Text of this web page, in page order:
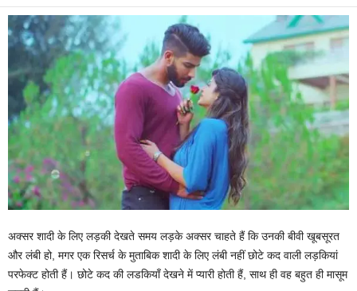
अक्सर शादी के लिए लड़की देखते समय लड़के अक्सर चाहते हैं कि उनकी बीवी खूबसूरत
और लंबी हो, मगर एक रिसर्च के मुताबिक शादी के लिए लंबी नहीं छोटे कद वाली लड़कियां
परफेक्ट होती हैं। छोटे कद की लडकियाँ देखने में प्यारी होती हैं, साथ ही वह बहुत ही मासूम